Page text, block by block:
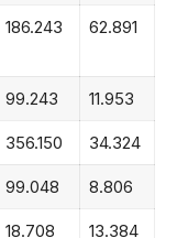
186.243 62.891
99.243 11.953
356.150 34.324
99.048 8.806
18.708 13.384